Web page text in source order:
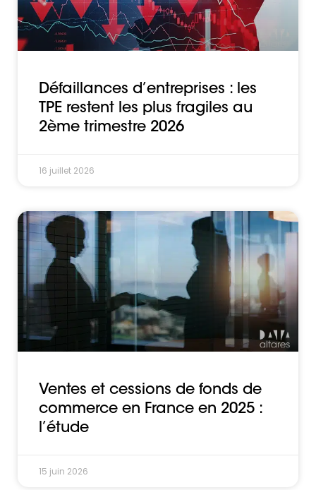
Défaillances d’entreprises : les
TPE restent les plus fragiles au
2ème trimestre 2026
16 juillet 2026
Ventes et cessions de fonds de
commerce en France en 2025 :
l’étude
15 juin 2026